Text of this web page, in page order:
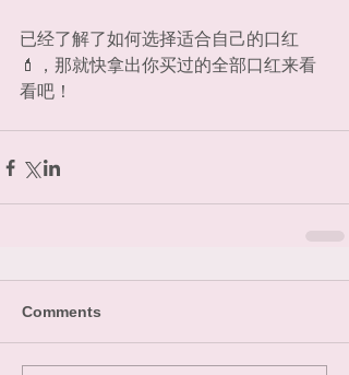
已经了解了如何选择适合自己的口红
💄，那就快拿出你买过的全部口红来看
看吧！
Comments